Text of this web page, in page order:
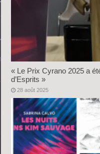
« Le Prix Cyrano 2025 a
d’Esprits »
28 août 2025